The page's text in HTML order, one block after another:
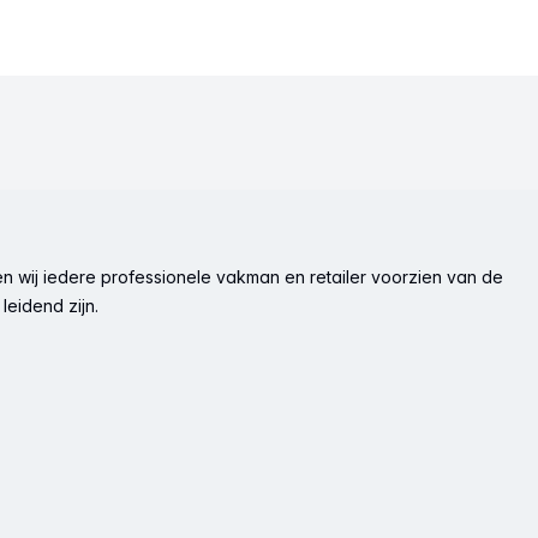
wij iedere professionele vakman en retailer voorzien van de
zijn.